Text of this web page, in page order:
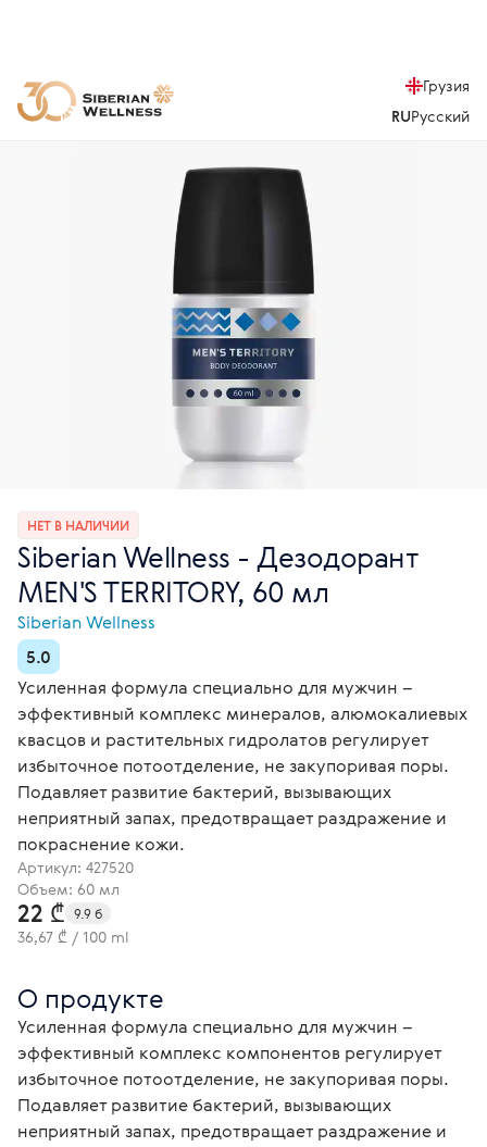
Грузия
RUРусский
НЕТ В НАЛИЧИИ
Siberian Wellness - Дезодорант
MEN'S TERRITORY, 60 мл
Siberian Wellness
5.0
Усиленная формула специально для мужчин –
эффективный комплекс минералов, алюмокалиевых
квасцов и растительных гидролатов регулирует
избыточное потоотделение, не закупоривая поры.
Подавляет развитие бактерий, вызывающих
неприятный запах, предотвращает раздражение и
покраснение кожи.
Артикул: 427520
Объем: 60 мл
22 ₾ 9.9 б
36,67 ₾ / 100 ml
О продукте
Усиленная формула специально для мужчин –
эффективный комплекс компонентов регулирует
избыточное потоотделение, не закупоривая поры.
Подавляет развитие бактерий, вызывающих
неприятный запах, предотвращает раздражение и